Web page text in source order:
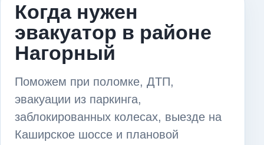
Когда нужен
эвакуатор в районе
Нагорный
Поможем при поломке, ДТП,
эвакуации из паркинга,
заблокированных колесах, выезде на
Каширское шоссе и плановой